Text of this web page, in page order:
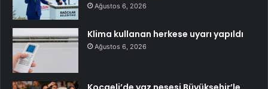
Ağustos 6, 2026
Klima kullanan herkese uyarı yapıldı
Ağustos 6, 2026